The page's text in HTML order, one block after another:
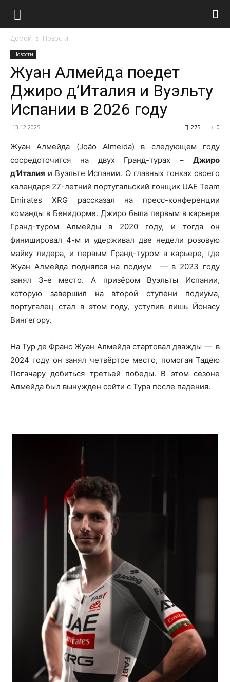
Домой Новости
Новости
Жуан Алмейда поедет
Джиро д’Италия и Вуэльту
Испании в 2026 году
13.12.2025 0
275
Жуан Алмейда (João Almeida) в следующем году
сосредоточится на двух Гранд-турах – Джиро
д’Италия и Вуэльте Испании. О главных гонках своего
календаря 27-летний португальский гонщик UAE Team
Emirates XRG рассказал на пресс-конференции
команды в Бенидорме. Джиро была первым в карьере
Гранд-туром Алмейды в 2020 году, и тогда он
финишировал 4-м и удерживал две недели розовую
майку лидера, и первым Гранд-туром в карьере, где
Жуан Алмейда поднялся на подиум — в 2023 году
занял 3-е место. А призёром Вуэльты Испании,
которую завершил на второй ступени подиума,
португалец стал в этом году, уступив лишь Йонасу
Вингегору.
На Тур де Франс Жуан Алмейда стартовал дважды — в
2024 году он занял четвёртое место, помогая Тадею
Погачару добиться третьей победы. В этом сезоне
Алмейда был вынужден сойти с Тура после падения.